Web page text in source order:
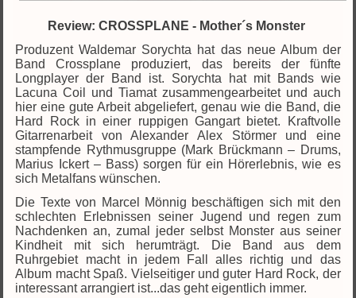
Review: CROSSPLANE - Mother´s Monster
Produzent Waldemar Sorychta hat das neue Album der
Band Crossplane produziert, das bereits der fünfte
Longplayer der Band ist. Sorychta hat mit Bands wie
Lacuna Coil und Tiamat zusammengearbeitet und auch
hier eine gute Arbeit abgeliefert, genau wie die Band, die
Hard Rock in einer ruppigen Gangart bietet. Kraftvolle
Gitarrenarbeit von Alexander Alex Störmer und eine
stampfende Rythmusgruppe (Mark Brückmann – Drums,
Marius Ickert – Bass) sorgen für ein Hörerlebnis, wie es
sich Metalfans wünschen.
Die Texte von Marcel Mönnig beschäftigen sich mit den
schlechten Erlebnissen seiner Jugend und regen zum
Nachdenken an, zumal jeder selbst Monster aus seiner
Kindheit mit sich herumträgt. Die Band aus dem
Ruhrgebiet macht in jedem Fall alles richtig und das
Album macht Spaß. Vielseitiger und guter Hard Rock, der
interessant arrangiert ist...das geht eigentlich immer.